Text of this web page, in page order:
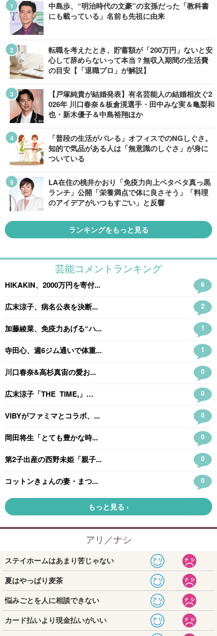
中島歩、“明治時代の文豪”の玄孫だった「教科書
にも載っている」名前も先祖に由来
転職を考えたとき、貯蓄額が「200万円」ないと安
心して辞めらないって本当？無収入期間の生活費
の目安【「退職プロ」が解説】
【戸塚純貴が結婚発表】有名芸能人の結婚相次ぐ2
026年 川口春奈＆板倉滉選手・田中みな実＆亀梨和
也・新木優子＆中島裕翔ほか
「普段の生活がバレる」オフィスでのNGしぐさ。
知的で気品がある人は「無意識のしぐさ」が身に
ついている
LA在住の桃井かおり「免疫力向上ベタベタ真っ黒
ランチ」公開「栄養満点で体に良さそう」「料理
のアイデアがいつもすごい」と反響
ランキングをもっと見る